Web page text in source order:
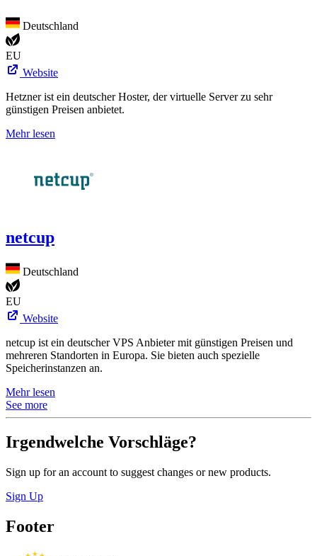
Deutschland
EU
Website
Hetzner ist ein deutscher Hoster, der virtuelle Server zu sehr
günstigen Preisen anbietet.
Mehr lesen
netcup
Deutschland
EU
Website
netcup ist ein deutscher VPS Anbieter mit günstigen Preisen und
mehreren Standorten in Europa. Sie bieten auch spezielle
Speicherinstanzen an.
Mehr lesen
See more
Irgendwelche Vorschläge?
Sign up for an account to suggest changes or new products.
Sign Up
Footer